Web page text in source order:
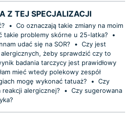
Z TEJ SPECJALIZACJI
• Co oznaczają takie zmiany na moim
takie problemy skórne u 25-latka?
•
udać się na SOR?
• Czy jest
żeby sprawdzić czy to
badania tarczycy jest prawidłowy
mieć wtedy polekowy zespół
mogę wykonać tatuaż? • Czy
reakcji alergicznej?
• Czy sugerowana